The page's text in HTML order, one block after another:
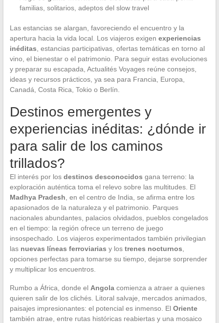
familias, solitarios, adeptos del slow travel
Las estancias se alargan, favoreciendo el encuentro y la
apertura hacia la vida local. Los viajeros exigen experiencias
inéditas , estancias participativas, ofertas temáticas en torno al
vino, el bienestar o el patrimonio. Para seguir estas evoluciones
y preparar su escapada, Actualités Voyages reúne consejos,
ideas y recursos prácticos, ya sea para Francia, Europa,
Canadá, Costa Rica, Tokio o Berlín.
Destinos emergentes y
experiencias inéditas: ¿dónde ir
para salir de los caminos
trillados?
El interés por los destinos desconocidos gana terreno: la
exploración auténtica toma el relevo sobre las multitudes. El
Madhya Pradesh , en el centro de India, se afirma entre los
apasionados de la naturaleza y el patrimonio. Parques
nacionales abundantes, palacios olvidados, pueblos congelados
en el tiempo: la región ofrece un terreno de juego
insospechado. Los viajeros experimentados también privilegian
las nuevas líneas ferroviarias y los trenes nocturnos
opciones perfectas para tomarse su tiempo, dejarse sorprender
y multiplicar los encuentros.
Rumbo a África, donde el Angolacomienza a atraer a quienes
quieren salir de los clichés. Litoral salvaje, mercados animados,
paisajes impresionantes: el potencial es inmenso. El Oriente
también atrae, entre rutas históricas reabiertas y una mosaico